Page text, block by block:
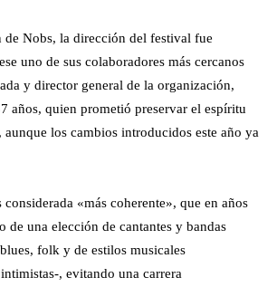
de Nobs, la dirección del festival fue
uno de sus colaboradores más cercanos
y director general de la organización,
años, quien prometió preservar el espíritu
los cambios introducidos este año ya
«más coherente», que en años
de una elección de cantantes y bandas
folk y de estilos musicales
, evitando una carrera